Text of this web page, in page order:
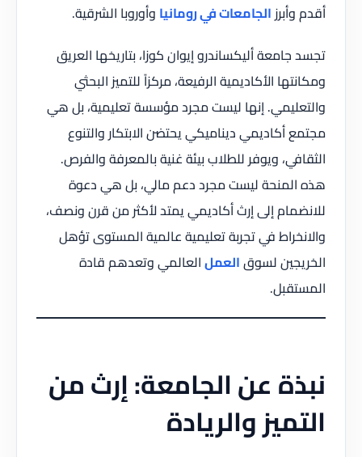
أقدم وأبرزالجامعات في رومانيا وأوروبا الشرقية.
تجسد جامعة أليكساندرو إيوان كوزا، بتاريخها العريق
ومكانتها الأكاديمية الرفيعة، مركزاً للتميز البحثي
والتعليمي. إنها ليست مجرد مؤسسة تعليمية، بل هي
مجتمع أكاديمي ديناميكي يحتضن الابتكار والتنوع
الثقافي، ويوفر للطلاب بيئة غنية بالمعرفة والفرص.
هذه المنحة ليست مجرد دعم مالي، بل هي دعوة
للانضمام إلى إرث أكاديمي يمتد لأكثر من قرن ونصف،
والانخراط في تجربة تعليمية عالمية المستوى تؤهل
الخريجين لسوقالعملالعالمي وتعدهم قادة
المستقبل.
نبذة عن الجامعة: إرث من
التميز والريادة